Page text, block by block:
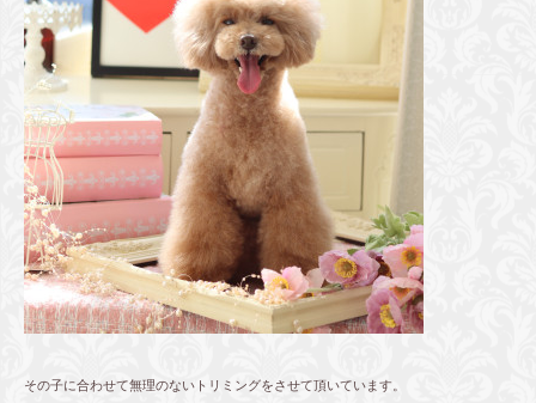
その子に合わせて無理のないトリミングをさせて頂いています。